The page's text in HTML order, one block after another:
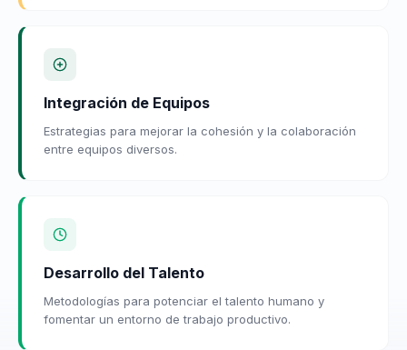
Integración de Equipos
Estrategias para mejorar la cohesión y la colaboración
entre equipos diversos.
Desarrollo del Talento
Metodologías para potenciar el talento humano y
fomentar un entorno de trabajo productivo.